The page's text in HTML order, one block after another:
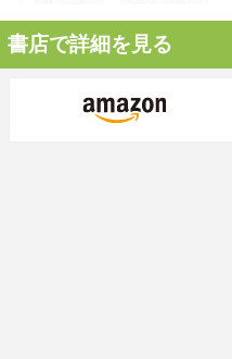
書店で詳細を見る